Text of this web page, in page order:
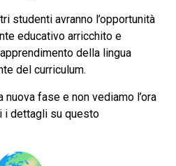
studenti avranno l’opportunità
educativo arricchito e
della lingua
del curriculum.
fase e non vediamo l’ora
i dettagli su questo